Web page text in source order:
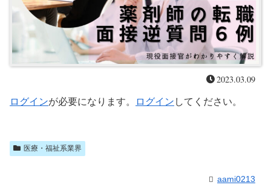
2023.03.09
ログインが必要になります。 ログイン してください。
医療・福祉系業界
aami0213